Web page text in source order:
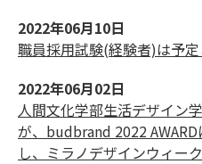
2022年06月10日
職員採用試験(経験者)は予
2022年06月02日
人間文化学部生活デザイン
が、budbrand 2022
し、ミラノデザインウィー